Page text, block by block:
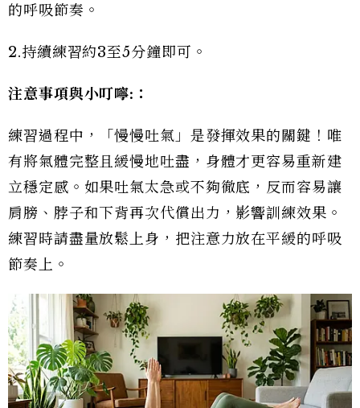
的呼吸節奏。
2.持續練習約3至5分鐘即可。
注意事項與小叮嚀: ：
練習過程中，「慢慢吐氣」是發揮效果的關鍵！唯
有將氣體完整且緩慢地吐盡，身體才更容易重新建
立穩定感。如果吐氣太急或不夠徹底，反而容易讓
肩膀、脖子和下背再次代償出力，影響訓練效果。
練習時請盡量放鬆上身，把注意力放在平緩的呼吸
節奏上。